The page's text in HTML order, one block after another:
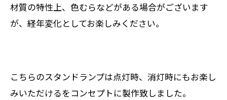
材質の特性上、色むらなどがある場合がございます
が、経年変化としてお楽しみください。
こちらのスタンドランプは点灯時、消灯時にもお楽し
みいただけるをコンセプトに製作致しました。